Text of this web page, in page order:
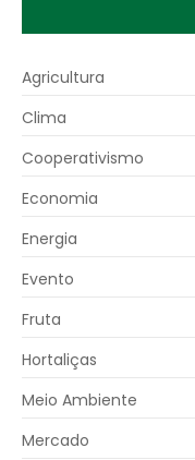
Agricultura
Clima
Cooperativismo
Economia
Energia
Evento
Fruta
Hortaliças
Meio Ambiente
Mercado